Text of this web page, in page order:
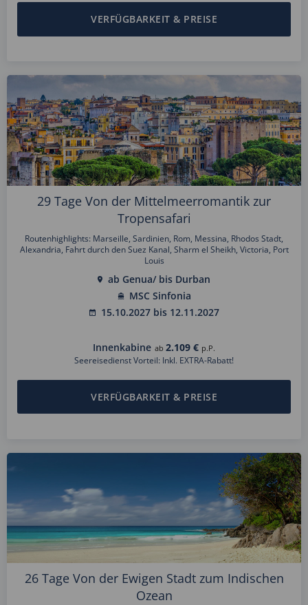
VERFÜGBARKEIT & PREISE
29 Tage Von der Mittelmeerromantik zur
Tropensafari
Routenhighlights: Marseille, Sardinien, Rom, Messina, Rhodos Stadt,
Alexandria, Fahrt durch den Suez Kanal, Sharm el Sheikh, Victoria, Port
Louis
ab Genua/ bis Durban
MSC Sinfonia
15.10.2027 bis 12.11.2027
Innenkabine ab 2.109 € p.P.
Seereisedienst Vorteil: Inkl. EXTRA-Rabatt!
VERFÜGBARKEIT & PREISE
26 Tage Von der Ewigen Stadt zum Indischen
Ozean